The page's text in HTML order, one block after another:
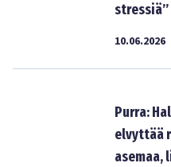
10.06.2026
Purra:
elvyttää
asemaa,